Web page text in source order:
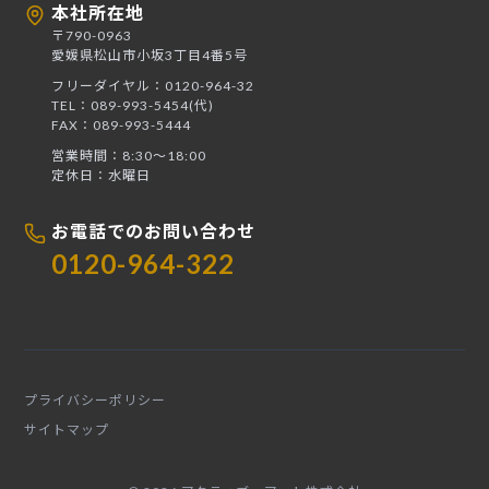
本社所在地
〒790-0963
愛媛県松山市小坂3丁目4番5号
フリーダイヤル：0120-964-32
TEL：089-993-5454(代)
FAX：089-993-5444
営業時間：8:30〜18:00
定休日：水曜日
お電話でのお問い合わせ
0120-964-322
プライバシーポリシー
サイトマップ